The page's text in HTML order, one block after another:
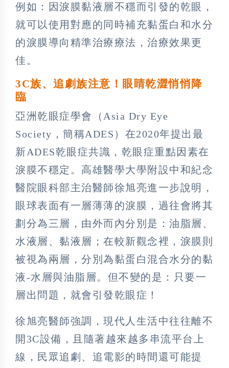
例如：因淚膜黏液層不穩而引發的乾眼，
就可以使用對應的同時補充黏蛋白和水分
的淚膜導向精準治療療法，治療效果更
佳。
3C族、追劇族注意！眼睛乾澀悄悄降
臨
亞洲乾眼症學會（Asia Dry Eye
Society，簡稱ADES）在2020年提出最
新ADES乾眼症共識，乾眼症重點因素在
淚膜不穩定。高雄醫學大學附設中和紀念
醫院眼科部主治醫師徐旭亮進一步說明，
眼球表面有一層薄薄的淚膜，過往會將其
劃分為三層，由外而內分別是：油脂層、
水液層、黏液層；在較新觀念裡，淚膜則
被視為兩層，分別為黏蛋白混合水分的黏
液-水層與油脂層。但不變的是：只要一
層出問題，就會引發乾眼症！
徐旭亮醫師強調，現代人生活中往往離不
開3C設備，且隨著越來越多串流平台上
線，民眾追劇、追電影的時間還可能提